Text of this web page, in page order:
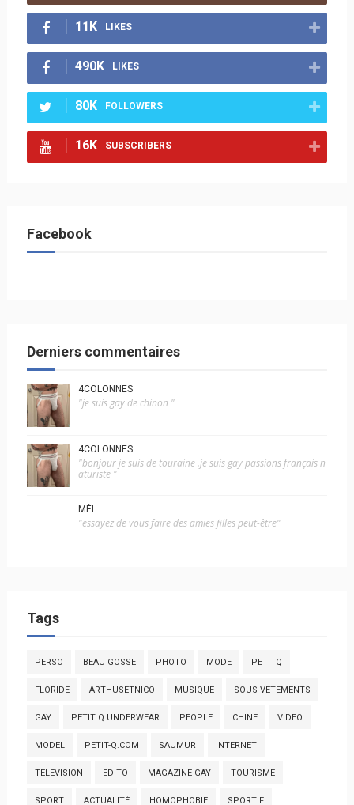
11K LIKES
490K LIKES
80K FOLLOWERS
16K SUBSCRIBERS
Facebook
Derniers commentaires
4COLONNES
"je suis gay de chinon "
4COLONNES
"bonjour je suis de touraine .je suis gay passions français n
aturiste "
MÉL
"essayez de vous faire des amies filles peut-être"
Tags
PERSO BEAU GOSSE PHOTO MODE PETITQ
FLORIDE ARTHUSETNICO MUSIQUE SOUS VETEMENTS
GAY PETIT Q UNDERWEAR PEOPLE CHINE VIDEO
MODEL PETIT-Q.COM SAUMUR INTERNET
TELEVISION EDITO MAGAZINE GAY TOURISME
SPORT ACTUALITÉ HOMOPHOBIE SPORTIF